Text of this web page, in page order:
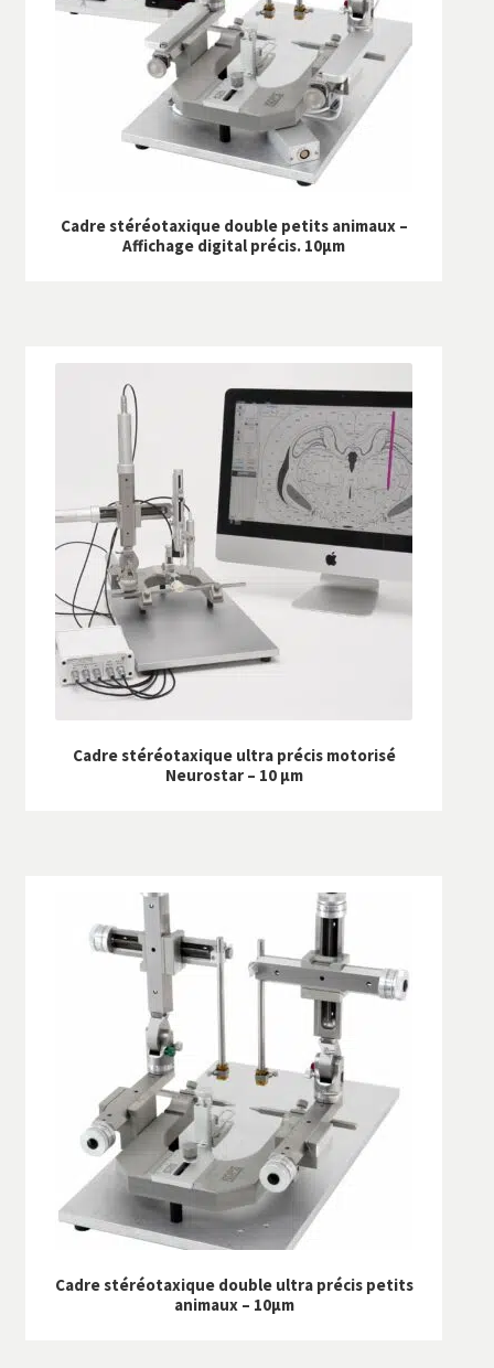
Cadre stéréotaxique double petits animaux –
Affichage digital précis. 10µm
Cadre stéréotaxique ultra précis motorisé
Neurostar – 10 µm
Cadre stéréotaxique double ultra précis petits
animaux – 10µm